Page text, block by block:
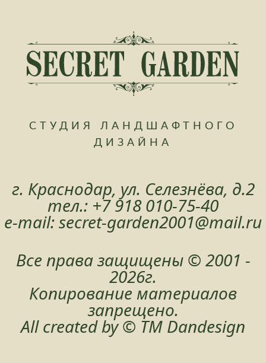
СТУДИЯ ЛАНДШАФТНОГО
ДИЗАЙНА
г. Краснодар, ул. Селезнёва, д.2
тел.: +7 918 010-75-40
e-mail:secret-garden2001@mail.ru
Все права защищены © 2001 -
2026г.
Копирование материалов
запрещено.
All created by © TM Dandesign